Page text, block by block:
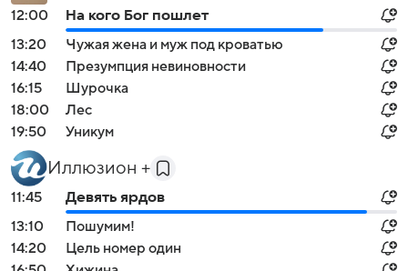
12:00
На кого Бог пошлет
13:20
Чужая жена и муж под кроватью
14:40
Презумпция невиновности
16:15
Шурочка
18:00
Лес
19:50
Уникум
Иллюзион +
11:45
Девять ярдов
13:10
Пошумим!
14:20
Цель номер один